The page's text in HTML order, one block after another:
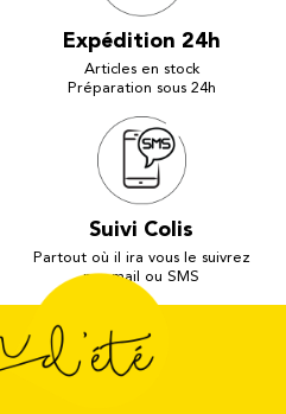
Expédition 24h
Articles en stock
Préparation sous 24h
Suivi Colis
Partout où il ira vous le suivrez
par mail ou SMS